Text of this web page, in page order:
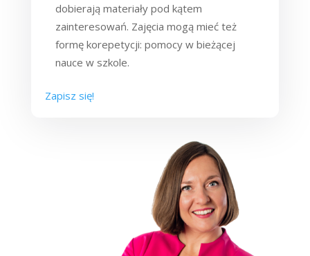
dobierają materiały pod kątem
zainteresowań. Zajęcia mogą mieć też
formę korepetycji: pomocy w bieżącej
nauce w szkole.
Zapisz się!